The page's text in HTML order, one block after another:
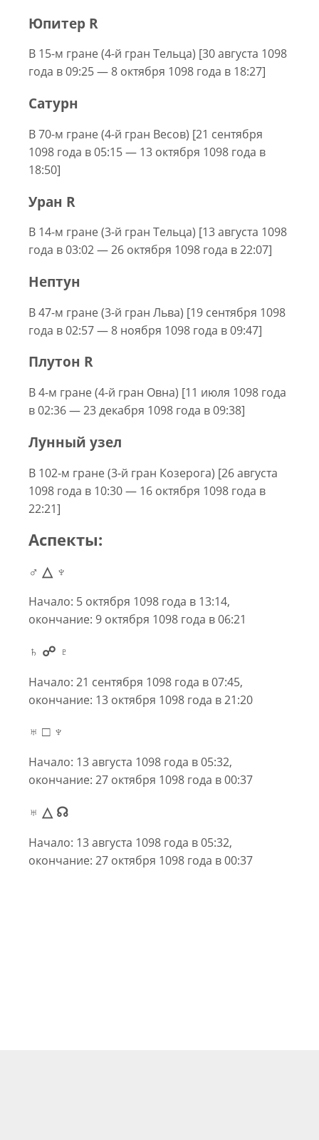
Юпитер R
В 15-м гране (4-й гран Тельца) [30 августа 1098
года в 09:25 — 8 октября 1098 года в 18:27]
Сатурн
В 70-м гране (4-й гран Весов) [21 сентября
1098 года в 05:15 — 13 октября 1098 года в
18:50]
Уран R
В 14-м гране (3-й гран Тельца) [13 августа 1098
года в 03:02 — 26 октября 1098 года в 22:07]
Нептун
В 47-м гране (3-й гран Льва) [19 сентября 1098
года в 02:57 — 8 ноября 1098 года в 09:47]
Плутон R
В 4-м гране (4-й гран Овна) [11 июля 1098 года
в 02:36 — 23 декабря 1098 года в 09:38]
Лунный узел
В 102-м гране (3-й гран Козерога) [26 августа
1098 года в 10:30 — 16 октября 1098 года в
22:21]
Аспекты:
♂ △ ♆
Начало: 5 октября 1098 года в 13:14,
окончание: 9 октября 1098 года в 06:21
♄ ☍ ♇
Начало: 21 сентября 1098 года в 07:45,
окончание: 13 октября 1098 года в 21:20
♅ □ ♆
Начало: 13 августа 1098 года в 05:32,
окончание: 27 октября 1098 года в 00:37
♅ △ ☊
Начало: 13 августа 1098 года в 05:32,
окончание: 27 октября 1098 года в 00:37